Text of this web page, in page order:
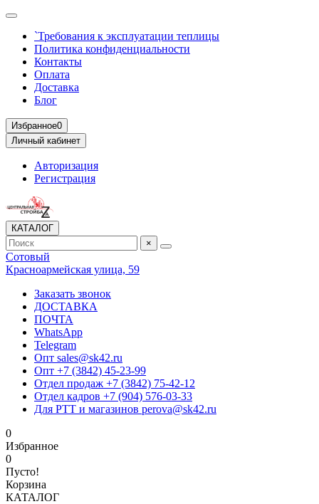
`Требования к эксплуатации теплицы
Политика конфиденциальности
Контакты
Оплата
Доставка
Блог
Избранное0
Личный кабинет
Авторизация
Регистрация
КАТАЛОГ
×
Сотовый
Красноармейская улица, 59
Заказать звонок
ДОСТАВКА
ПОЧТА
WhatsApp
Telegram
Опт sales@sk42.ru
Опт +7 (3842) 45-23-99
Отдел продаж +7 (3842) 75-42-12
Отдел кадров +7 (904) 576-03-33
Для РТТ и магазинов perova@sk42.ru
0
Избранное
0
Пусто!
Корзина
КАТАЛОГ